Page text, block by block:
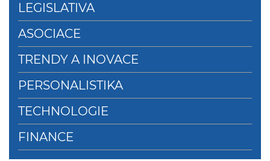
LEGISLATIVA
ASOCIACE
TRENDY A INOVACE
PERSONALISTIKA
TECHNOLOGIE
FINANCE